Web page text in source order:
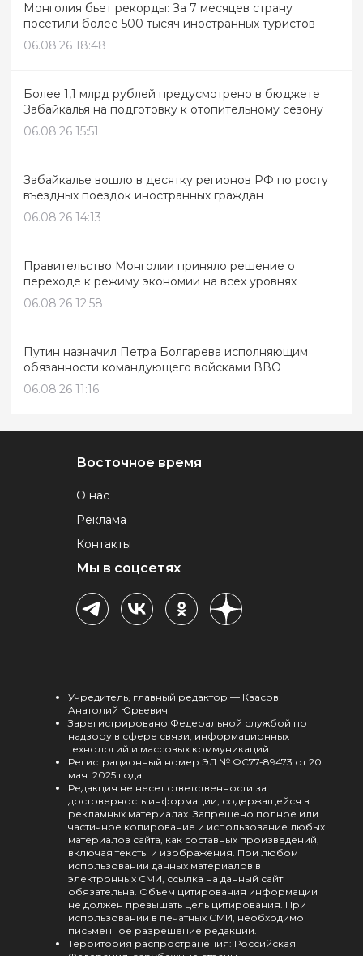
Монголия бьет рекорды: За 7 месяцев страну
посетили более 500 тысяч иностранных туристов
06.08.26 18:48
Более 1,1 млрд рублей предусмотрено в бюджете
Забайкалья на подготовку к отопительному сезону
06.08.26 15:51
Забайкалье вошло в десятку регионов РФ по росту
въездных поездок иностранных граждан
06.08.26 14:13
Правительство Монголии приняло решение о
переходе к режиму экономии на всех уровнях
06.08.26 12:58
Путин назначил Петра Болгарева исполняющим
обязанности командующего войсками ВВО
06.08.26 11:16
Восточное время
О нас
Реклама
Контакты
Мы в соцсетях
Учредитель, главный редактор — Квасов
Анатолий Юрьевич
Зарегистрировано Федеральной службой по
надзору в сфере связи, информационных
технологий и массовых коммуникаций.
Регистрационный номер ЭЛ № ФС77-89473 от 20
мая 2025 года.
Редакция не несет ответственности за
достоверность информации, содержащейся в
рекламных материалах. Запрещено полное или
частичное копирование и использование любых
материалов сайта, как составных произведений,
включая тексты и изображения. При любом
использовании данных материалов в
электронных СМИ, ссылка на данный сайт
обязательна. Объем цитирования информации
не должен превышать цель цитирования. При
использовании в печатных СМИ, необходимо
письменное разрешение редакции.
Территория распространения: Российская